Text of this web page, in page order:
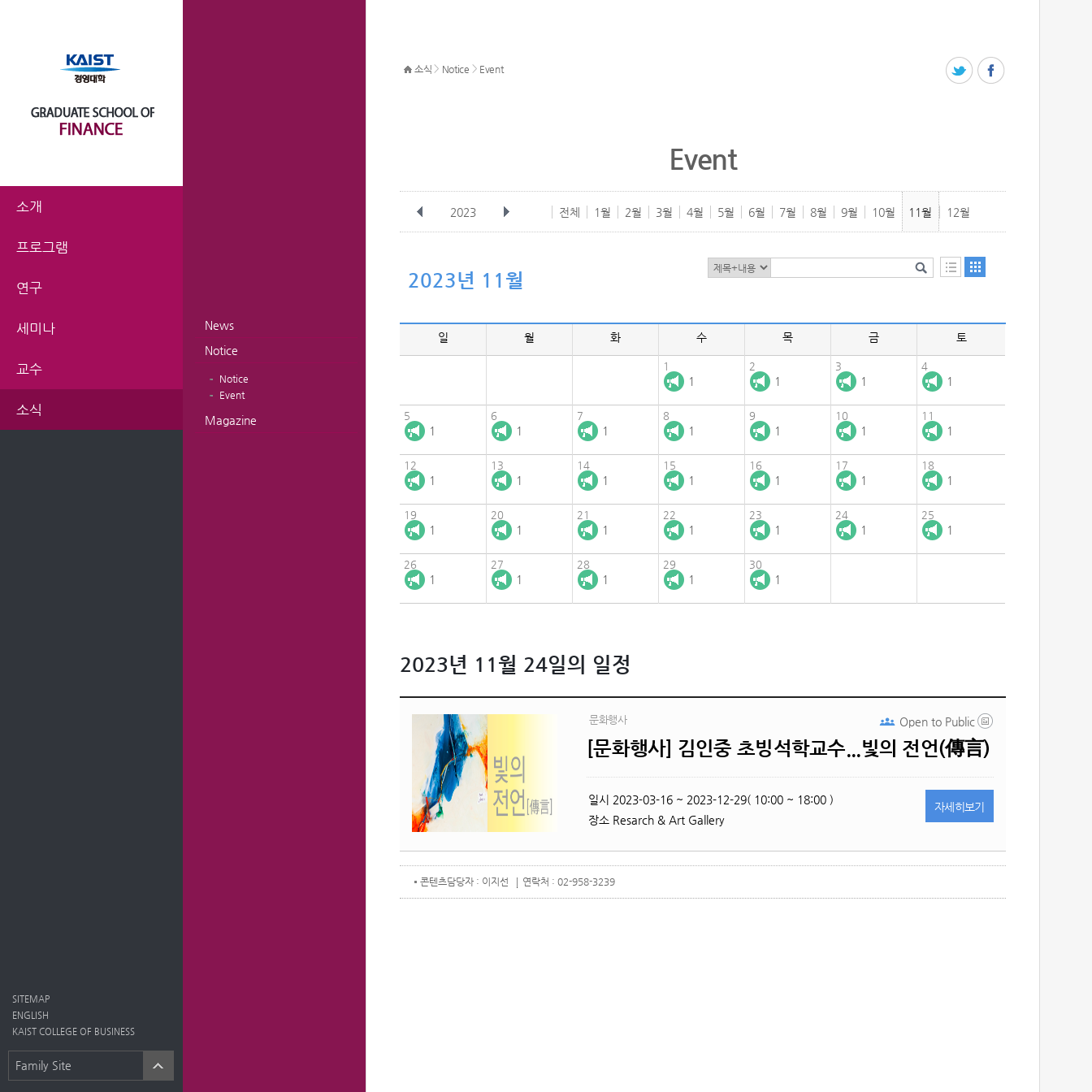
SITEMAP
ENGLISH
KAIST COLLEGE OF BUSINESS
Family Site
소개
프로그램
연구
세미나
교수
소식
News
Notice
Notice
Event
Magazine
소식 > Notice > Event
Event
2023 전체 1월 2월 3월 4월 5월 6월 7월 8월 9월 10월 11월 12월
2023년 11월
일 월 화 수 목 금 토
1
1
2
1
3
1
4
1
5
1
6
1
7
1
8
1
9
1
10
1
11
1
12
1
13
1
14
1
15
1
16
1
17
1
18
1
19
1
20
1
21
1
22
1
23
1
24
1
25
1
26
1
27
1
28
1
29
1
30
1
2023년 11월 24일의 일정
문화행사
[문화행사] 김인중 초빙석학교수...빛의 전언(傳言)
Open to Public
일시 2023-03-16 ~ 2023-12-29( 10:00 ~ 18:00 )
장소 Resarch & Art Gallery
자세히 보기
콘텐츠담당자 : 이지선 연락처 : 02-958-3239